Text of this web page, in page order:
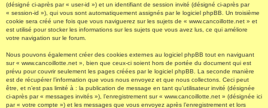
(désigné ci-après par « user-id ») et un identifiant de session invité (désigné ci-après par
« session-id »), qui vous sont automatiquement assignés par le logiciel phpBB. Un troisième
cookie sera créé une fois que vous naviguerez sur les sujets de « www.cancoillotte.net » et
est utilisé pour stocker les informations sur les sujets que vous avez lus, ce qui améliore
votre navigation sur le forum.
Nous pouvons également créer des cookies externes au logiciel phpBB tout en naviguant
sur « www.cancoillotte.net », bien que ceux-ci soient hors de portée du document qui est
prévu pour couvrir seulement les pages créées par le logiciel phpBB. La seconde manière
est de récupérer l’information que vous nous envoyez et que nous collectons. Ceci peut
être, et n’est pas limité à : la publication de message en tant qu’utilisateur invité (désignée
ci-après par « messages invités »), l’enregistrement sur « www.cancoillotte.net » (désignée ici
par « votre compte ») et les messages que vous envoyez après l’enregistrement et lors